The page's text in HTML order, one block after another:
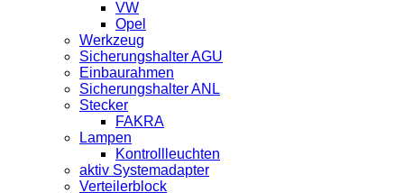
VW
Opel
Werkzeug
Sicherungshalter AGU
Einbaurahmen
Sicherungshalter ANL
Stecker
FAKRA
Lampen
Kontrollleuchten
aktiv Systemadapter
Verteilerblock